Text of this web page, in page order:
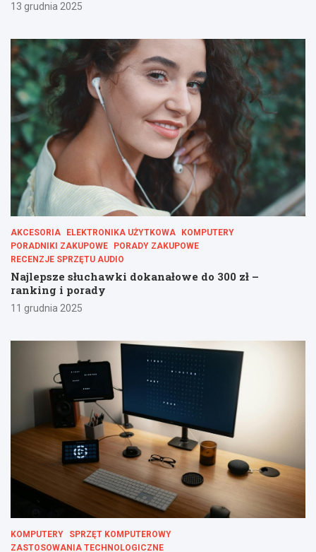
13 grudnia 2025
AKCESORIA ELEKTRONIKA UŻYTKOWA
KOMPUTERY
PORADNIKI ZAKUPOWE
PORADY ZAKUPOWE
RECENZJE SPRZĘTU AUDIO
Najlepsze słuchawki dokanałowe do 300 zł –
ranking i porady
11 grudnia 2025
KOMPUTERY
SPRZĘT KOMPUTEROWY
ZASTOSOWANIA TECHNOLOGICZNE